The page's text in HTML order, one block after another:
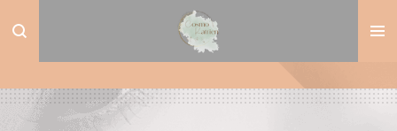
direct
hoofdinhoud